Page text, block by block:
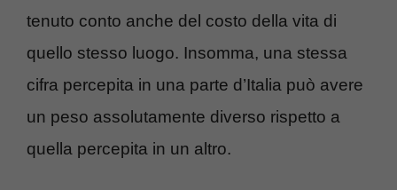
tenuto conto anche del costo della vita di
quello stesso luogo. Insomma, una stessa
cifra percepita in una parte d’Italia può avere
un peso assolutamente diverso rispetto a
quella percepita in un altro.